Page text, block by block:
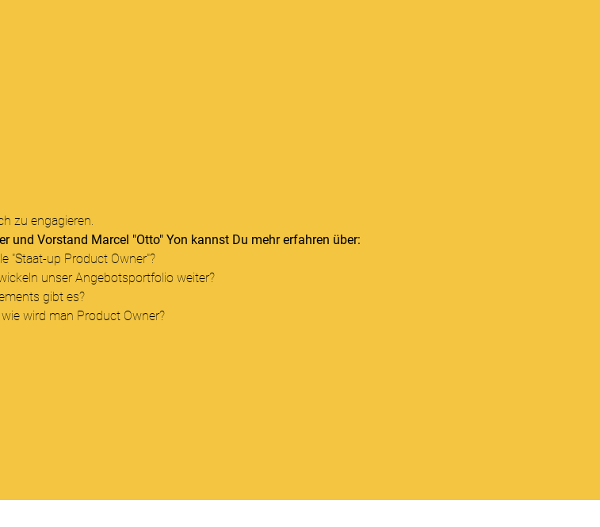
zu engagieren.
und Vorstand Marcel "Otto" Yon kannst Du mehr erfahren über:
"Staat-up Product Owner"?
unser Angebotsportfolio weiter?
gibt es?
wird man Product Owner?